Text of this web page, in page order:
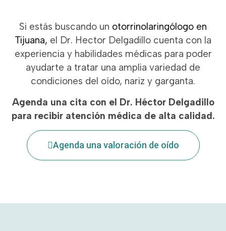
Si estás buscando un otorrinolaringólogo en
Tijuana, el Dr. Hector Delgadillo cuenta con la
experiencia y habilidades médicas para poder
ayudarte a tratar una amplia variedad de
condiciones del oído, nariz y garganta.
Agenda una cita con el Dr. Héctor Delgadillo
para recibir atención médica de alta calidad.
Agenda una valoración de oído